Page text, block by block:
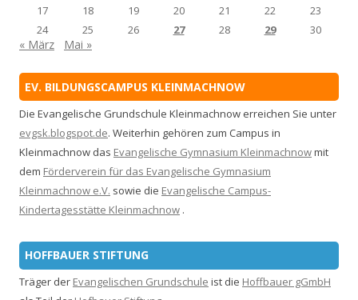
17
18 19 20 21 22
23
24
25 26 27 28 29 30
« März Mai »
EV. BILDUNGSCAMPUS KLEINMACHNOW
Die Evangelische Grundschule Kleinmachnow erreichen Sie unter
evgsk.blogspot.de. Weiterhin gehören zum Campus in
Kleinmachnow das Evangelische Gymnasium Kleinmachnowmit
dem Förderverein für das Evangelische Gymnasium
Kleinmachnow e.V. sowie die Evangelische Campus-
Kindertagesstätte Kleinmachnow .
HOFFBAUER STIFTUNG
Träger der Evangelischen Grundschule ist die Hoffbauer gGmbH